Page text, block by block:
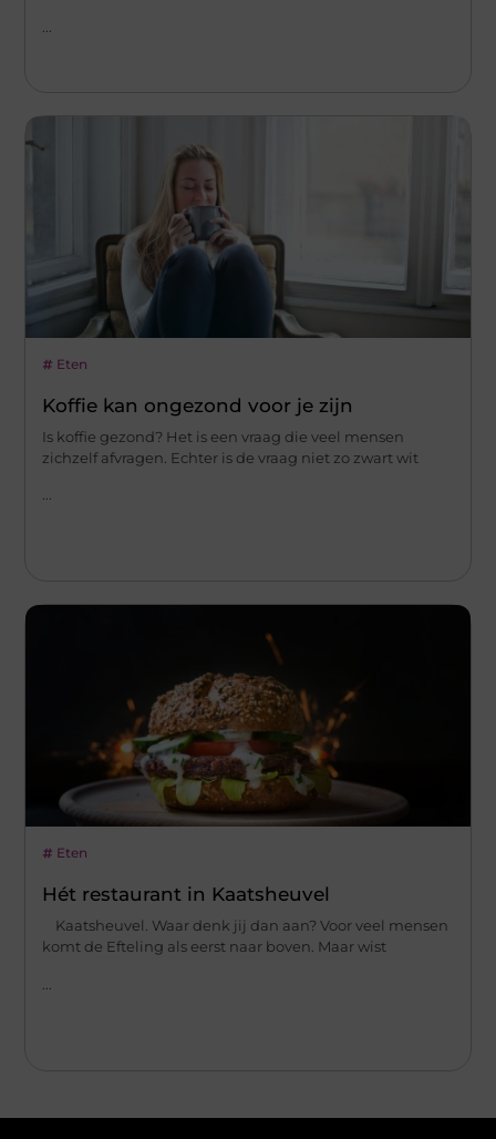
Eten
Koffie kan ongezond voor je zijn
Is koffie gezond? Het is een vraag die veel mensen
zichzelf afvragen. Echter is de vraag niet zo zwart wit
...
Eten
Hét restaurant in Kaatsheuvel
Kaatsheuvel. Waar denk jij dan aan? Voor veel mensen
komt de Efteling als eerst naar boven. Maar wist